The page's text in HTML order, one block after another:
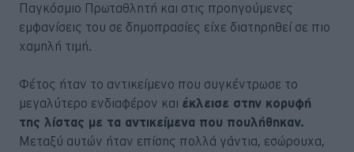
Παγκόσμιο Πρωταθλητή και στις προηγούμενες
εμφανίσεις του σε δημοπρασίες είχε διατηρηθεί σε πιο
χαμηλή τιμή.
Φέτος ήταν το αντικείμενο που συγκέντρωσε το
μεγαλύτερο ενδιαφέρον και έκλεισε στην κορυφή
της λίστας με τα αντικείμενα που πουλήθηκαν.
Μεταξύ αυτών ήταν επίσης πολλά γάντια, εσώρουχα,